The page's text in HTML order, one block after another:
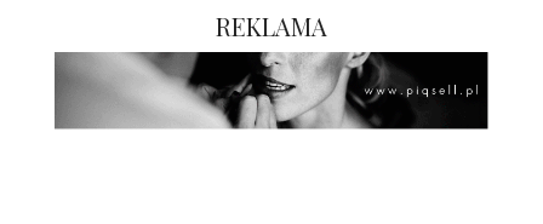
REKLAMA